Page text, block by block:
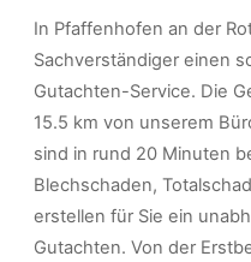
In Pfaffenhofen an der
Sachverständiger einen
Gutachten-Service. Die
15.5 km von unserem
sind in rund 20 Minuten
Blechschaden,
erstellen für Sie ein
Gutachten. Von der